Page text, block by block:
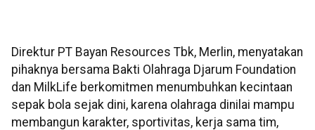
Direktur PT Bayan Resources Tbk, Merlin, menyatakan
pihaknya bersama Bakti Olahraga Djarum Foundation
dan MilkLife berkomitmen menumbuhkan kecintaan
sepak bola sejak dini, karena olahraga dinilai mampu
membangun karakter, sportivitas, kerja sama tim,